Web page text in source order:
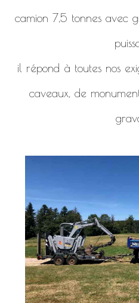
camion 7,5 tonnes avec
il répond à toutes nos
caveaux, de